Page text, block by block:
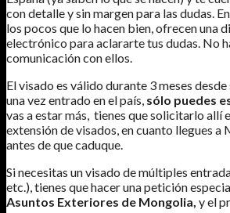
con detalle y sin margen para las dudas.
los pocos que lo hacen bien, ofrecen una
electrónico para aclararte tus dudas. No
comunicación con ellos.
El visado es válido durante 3 meses
una vez entrado en el país, sólo puedes
vas a estar más, tienes que solicitarlo allí
extensión de visados, en cuanto llegues a
antes de que caduque.
Si necesitas un visado de múltiples
etc.), tienes que hacer una petición
Asuntos Exteriores de Mongolia, y el